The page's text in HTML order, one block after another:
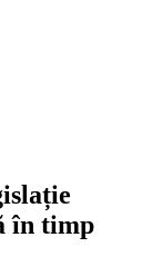
în timp